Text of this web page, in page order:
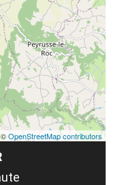
©OpenStreetMap contributors